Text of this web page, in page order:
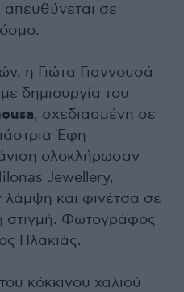
σε
η Γιώτα Γιαννουσά
δημιουργία του
, σχεδιασμένη σε
Έφη
ολοκλήρωσαν
Jewellery,
λάμψη και φινέτσα σε
στιγμή. Φωτογράφος
Πλακιάς.
κόκκινου χαλιού